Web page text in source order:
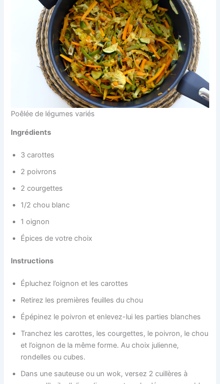
Poêlée de légumes variés
Ingrédients
3 carottes
2 poivrons
2 courgettes
1/2 chou blanc
1 oignon
Épices de votre choix
Instructions
Épluchez l’oignon et les carottes
Retirez les premières feuilles du chou
Épépinez le poivron et enlevez-lui les parties blanches
Tranchez les carottes, les courgettes, le poivron, le chou
et l’oignon de la même forme. Au choix julienne,
rondelles ou cubes.
Dans une sauteuse ou un wok, versez 2 cuillères à